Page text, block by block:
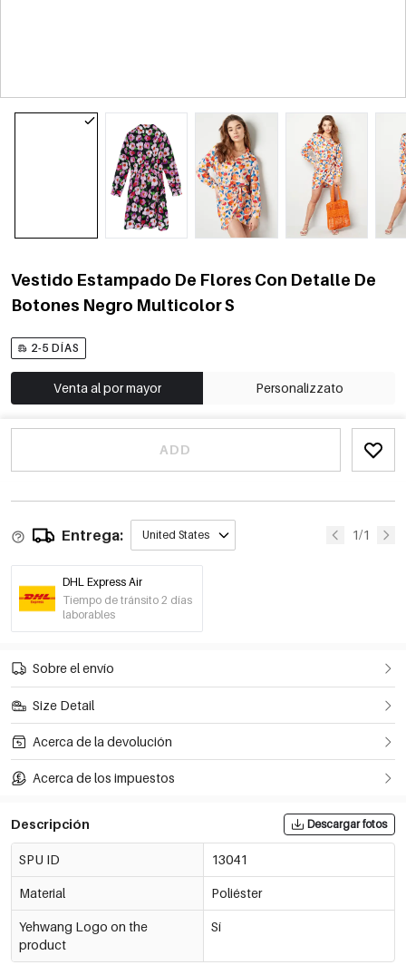
Vestido Estampado De Flores Con Detalle De
Botones Negro Multicolor S
2-5 DÍAS
Venta al por mayor Personalizzato
ADD
Entrega: United States 1/1
DHL Express Air
Tiempo de tránsito 2 días
laborables
Sobre el envío
Size Detail
Acerca de la devolución
Acerca de los impuestos
Descripción Descargar fotos
SPU ID 13041
Material Poliéster
Yehwang Logo on the
product
Sí